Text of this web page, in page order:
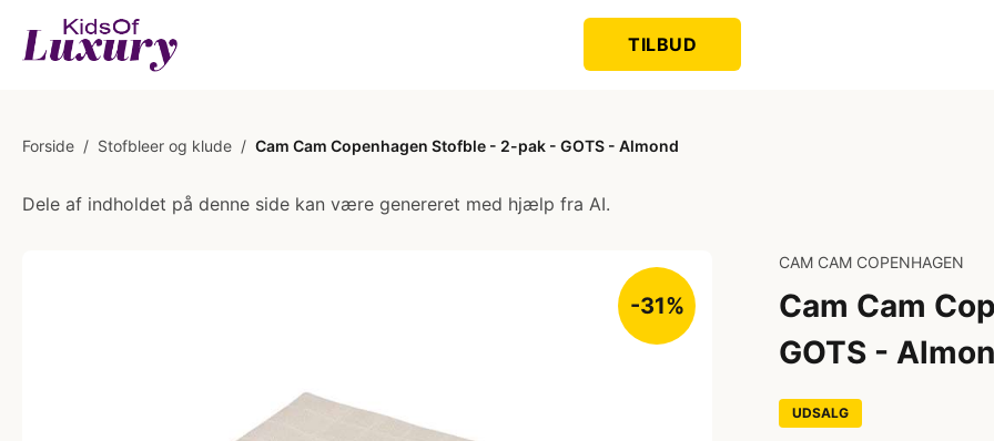
TILBUD
Forside / Stofbleer og klude / Cam Cam Copenhagen Stofble - 2-pak - GOTS - Almond
Dele af indholdet på denne side kan være genereret med hjælp fra AI.
-31%
CAM CAM COPENHAGEN
Cam Cam
GOTS -
UDSALG